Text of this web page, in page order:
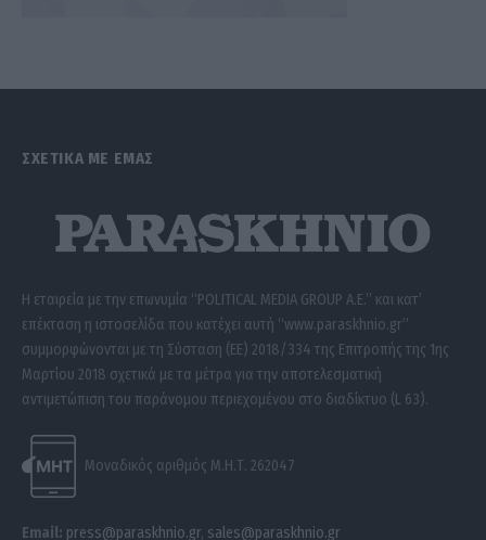
ΣΧΕΤΙΚΑ ΜΕ ΕΜΑΣ
Η εταιρεία με την επωνυμία “POLITICAL MEDIA GROUP A.E.” και κατ’
επέκταση η ιστοσελίδα που κατέχει αυτή “www.paraskhnio.gr”
συμμορφώνονται με τη Σύσταση (ΕΕ) 2018/334 της Επιτροπής της 1ης
Μαρτίου 2018 σχετικά με τα μέτρα για την αποτελεσματική
αντιμετώπιση του παράνομου περιεχομένου στο διαδίκτυο (L 63).
Μοναδικός αριθμός Μ.Η.Τ. 262047
Email: press@paraskhnio.gr, sales@paraskhnio.gr